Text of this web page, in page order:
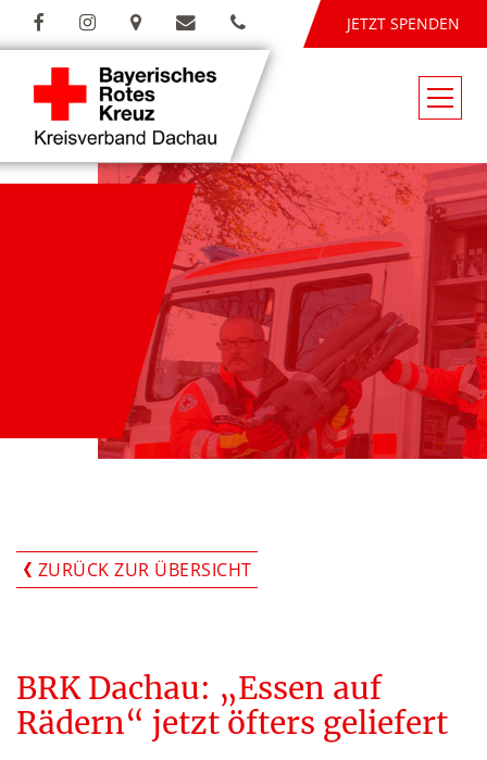
JETZT SPENDEN
ZURÜCK ZUR ÜBERSICHT
BRK Dachau: „Essen auf
Rädern“ jetzt öfters geliefert